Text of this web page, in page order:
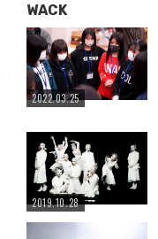
WACK
2022.03.25
2019.10.28